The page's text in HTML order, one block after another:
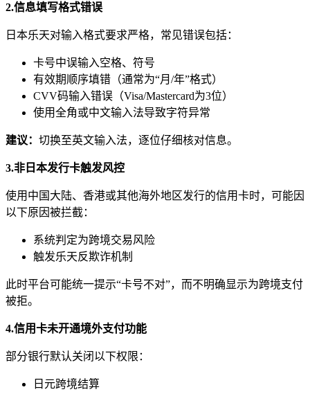
2.信息填写格式错误
日本乐天对输入格式要求严格，常见错误包括：
卡号中误输入空格、符号
有效期顺序填错（通常为“月/年”格式）
CVV码输入错误（Visa/Mastercard为3位）
使用全角或中文输入法导致字符异常
建议： 切换至英文输入法，逐位仔细核对信息。
3.非日本发行卡触发风控
使用中国大陆、香港或其他海外地区发行的信用卡时，可能因
以下原因被拦截：
系统判定为跨境交易风险
触发乐天反欺诈机制
此时平台可能统一提示“卡号不对”，而不明确显示为跨境支付
被拒。
4.信用卡未开通境外支付功能
部分银行默认关闭以下权限：
日元跨境结算